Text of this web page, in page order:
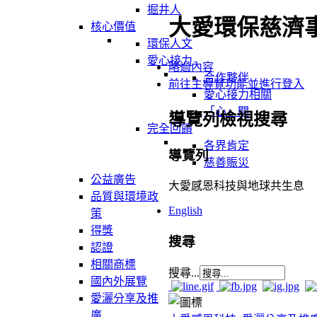
掘井人
核心價值
環保人文
愛心接力
合作夥伴
愛心接力相關
「心」聞
完全回饋
各界肯定
慈善賑災
公益廣告
品質與環境政
策
得獎
認證
相關商標
國內外展覽
愛灑分享及推
大愛環保慈濟
略過內容
前往主導覽功能並進行登入
導覽列檢視搜尋
導覽列
大愛感恩科技與地球共生息
English
搜尋
搜尋...